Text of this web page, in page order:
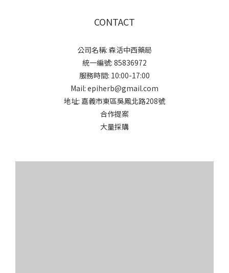
CONTACT
公司名稱: 森活中西藥局
統一編號: 85836972
服務時間: 10:00-17:00
Mail: epiherb@gmail.com
地址: 嘉義市東區吳鳳北路208號
合作提案
大量採購